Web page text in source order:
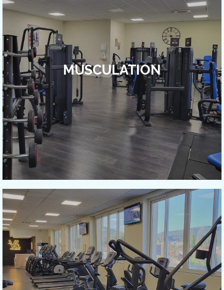
MUSCULATION